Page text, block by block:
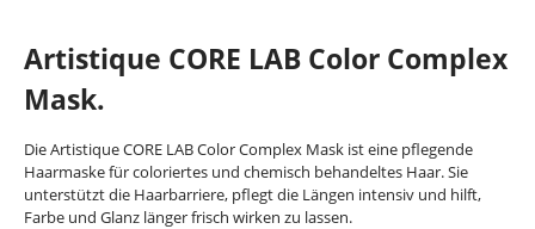
Artistique CORE LAB Color Complex
Mask.
Die Artistique CORE LAB Color Complex Mask ist eine pflegende
Haarmaske für coloriertes und chemisch behandeltes Haar. Sie
unterstützt die Haarbarriere, pflegt die Längen intensiv und hilft,
Farbe und Glanz länger frisch wirken zu lassen.